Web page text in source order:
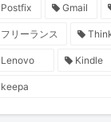
Postfix Gmail
フリーランス
Lenovo Kindle
keepa